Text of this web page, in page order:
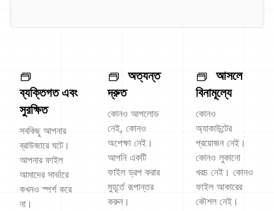
ব্যক্তিগত এবং
সুরক্ষিত
সবকিছু আপনার
ব্রাউজারে ঘটে।
আপনার ফাইল
আমাদের সার্ভারে
কখনও স্পর্শ করে
না।
অত্যন্ত
দ্রুত
কোনও আপলোড
নেই, কোনও
অপেক্ষা নেই।
আপনি একটি
ফাইল ড্রপ করার
মুহূর্তে রূপান্তর
করুন।
আসলে
বিনামূল্যে
কোনও
অ্যাকাউন্টের
প্রয়োজন নেই।
কোনও লুকানো
খরচ নেই। কোনও
ফাইল আকারের
কৌশল নেই।